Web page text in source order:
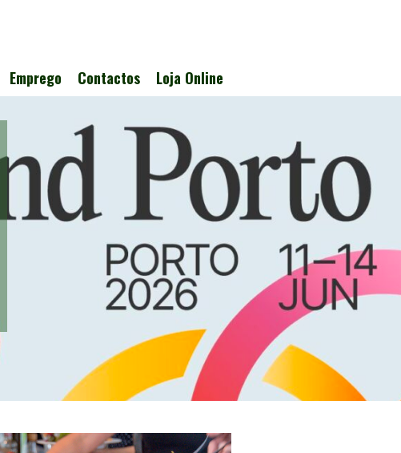
Emprego Contactos Loja Online